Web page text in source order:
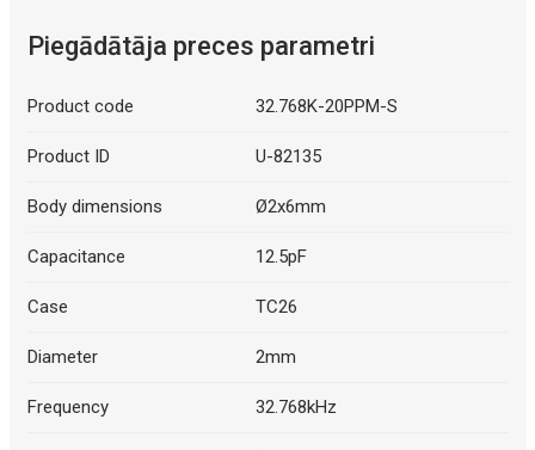
Piegādātāja preces parametri
Product code 32.768K-20PPM-S
Product ID U-82135
Body dimensions Ø2x6mm
Capacitance 12.5pF
Case TC26
Diameter 2mm
Frequency 32.768kHz